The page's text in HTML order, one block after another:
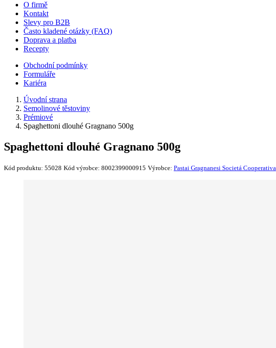
O firmě
Kontakt
Slevy pro B2B
Často kladené otázky (FAQ)
Doprava a platba
Recepty
Obchodní podmínky
Formuláře
Kariéra
Úvodní strana
Semolinové těstoviny
Prémiové
Spaghettoni dlouhé Gragnano 500g
Spaghettoni dlouhé Gragnano 500g
Kód produktu: 55028 Kód výrobce: 8002399000915 Výrobce: Pastai Gragnanesi Societá Cooperativa